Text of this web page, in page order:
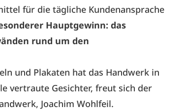
für die tägliche Kundenansprache
Hauptgewinn: das
rund um den
und Plakaten hat das Handwerk in
vertraute Gesichter, freut sich der
Joachim Wohlfeil.